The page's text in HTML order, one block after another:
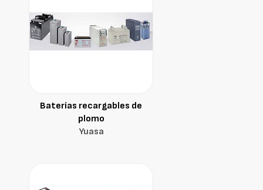
Baterías recargables de
plomo
Yuasa